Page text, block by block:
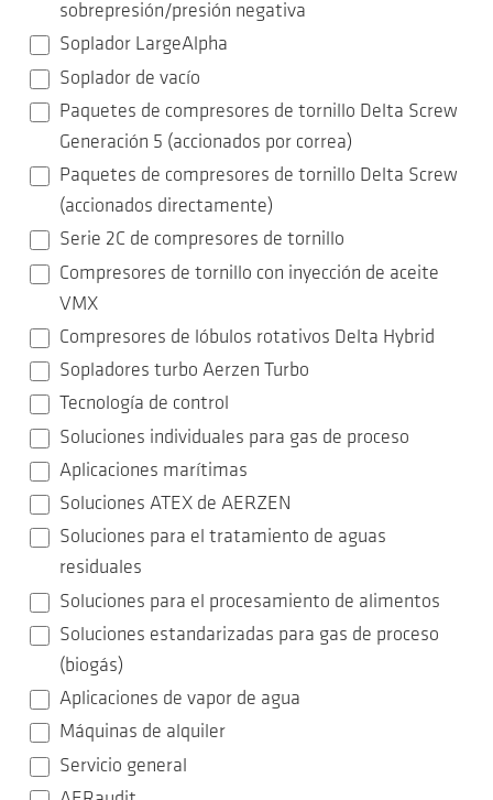
sobrepresión/presión negativa
Soplador LargeAlpha
Soplador de vacío
Paquetes de compresores de tornillo Delta Screw
Generación 5 (accionados por correa)
Paquetes de compresores de tornillo Delta Screw
(accionados directamente)
Serie 2C de compresores de tornillo
Compresores de tornillo con inyección de aceite
VMX
Compresores de lóbulos rotativos Delta Hybrid
Sopladores turbo Aerzen Turbo
Tecnología de control
Soluciones individuales para gas de proceso
Aplicaciones marítimas
Soluciones ATEX de AERZEN
Soluciones para el tratamiento de aguas
residuales
Soluciones para el procesamiento de alimentos
Soluciones estandarizadas para gas de proceso
(biogás)
Aplicaciones de vapor de agua
Máquinas de alquiler
Servicio general